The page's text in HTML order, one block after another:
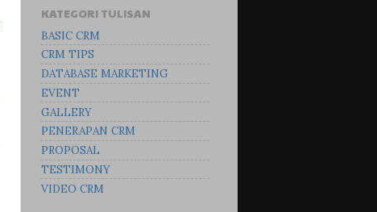
KATEGORI TULISAN
BASIC CRM
CRM TIPS
DATABASE MARKETING
EVENT
GALLERY
PENERAPAN CRM
PROPOSAL
TESTIMONY
VIDEO CRM